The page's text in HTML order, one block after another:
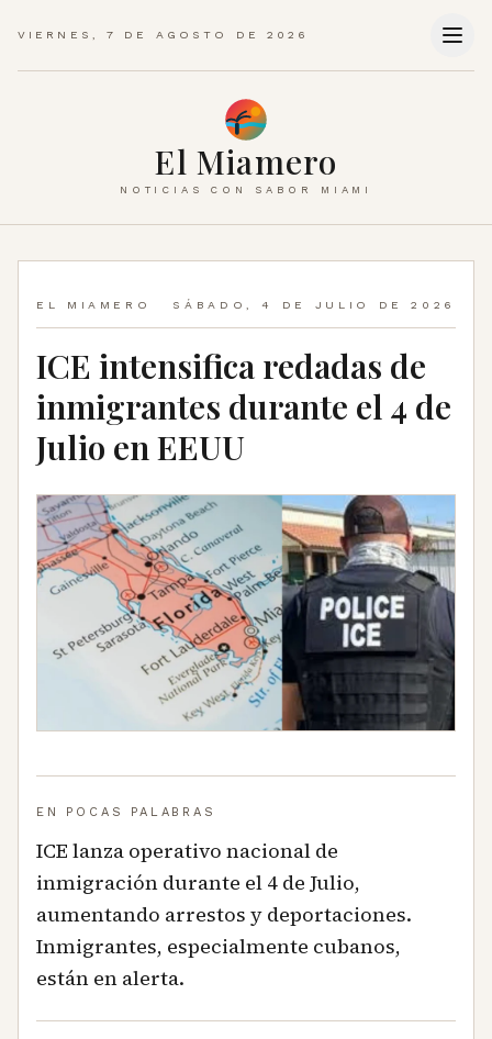
VIERNES, 7 DE AGOSTO DE 2026
El Miamero
NOTICIAS CON SABOR MIAMI
EL MIAMERO SÁBADO, 4 DE JULIO DE 2026
ICE intensifica redadas de
inmigrantes durante el 4 de
Julio en EEUU
EN POCAS PALABRAS
ICE lanza operativo nacional de
inmigración durante el 4 de Julio,
aumentando arrestos y deportaciones.
Inmigrantes, especialmente cubanos,
están en alerta.